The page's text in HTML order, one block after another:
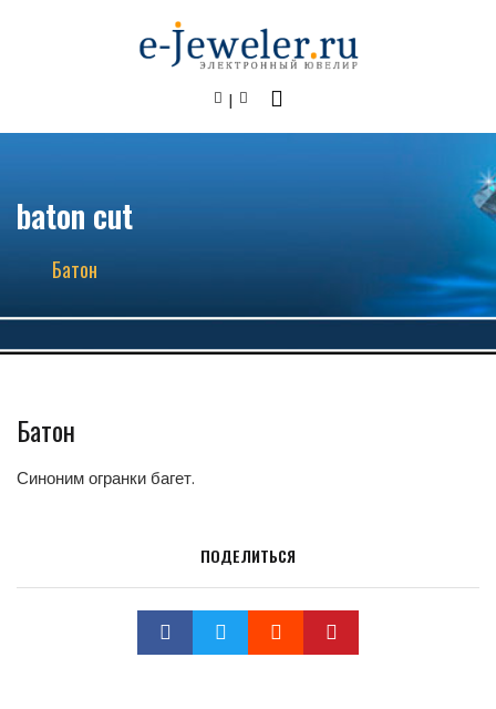
baton cut
Батон
Батон
Синоним огранки багет.
ПОДЕЛИТЬСЯ